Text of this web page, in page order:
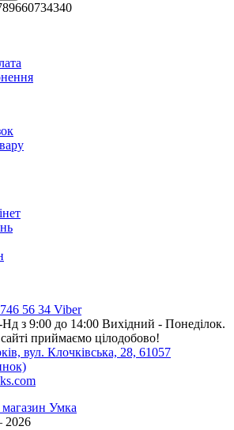
56 34 Viber
з 9:00 до 14:00 Вихідний - Понеділок.
приймаємо цілодобово!
вул. Клочківська, 28, 61057
Умка
2026